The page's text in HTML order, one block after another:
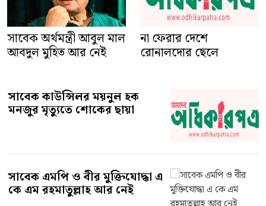
সাবেক অর্থমন্ত্রী আবুল মাল
আবদুল মুহিত আর নেই
না ফেরার দেশে
রোনালদোর ছেলে
সাবেক কাউন্সিলর ময়নুল হক
মনজুর মৃত্যুতে শোকের ছায়া
সাবেক এমপি ও বীর মুক্তিযোদ্ধা এ
কে এম রহমাতুল্লাহ আর নেই